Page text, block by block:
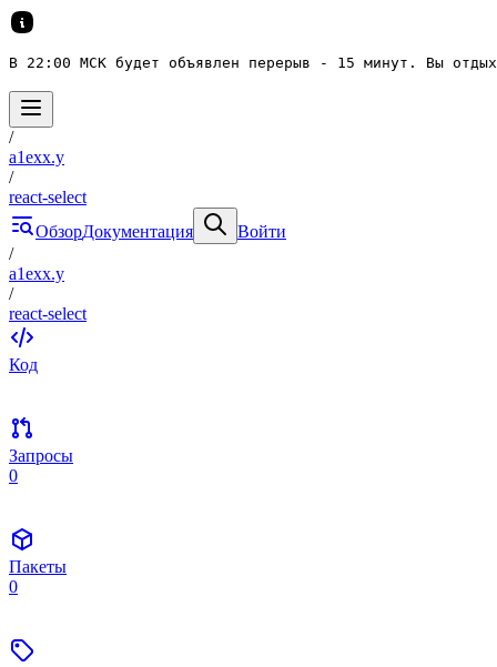
В 22:00 МСК будет объявлен перерыв - 15 минут. Вы
/
a1exx.y
/
react-select
ОбзорДокументация
Войти
/
a1exx.y
/
react-select
Код
Запросы
0
Пакеты
0